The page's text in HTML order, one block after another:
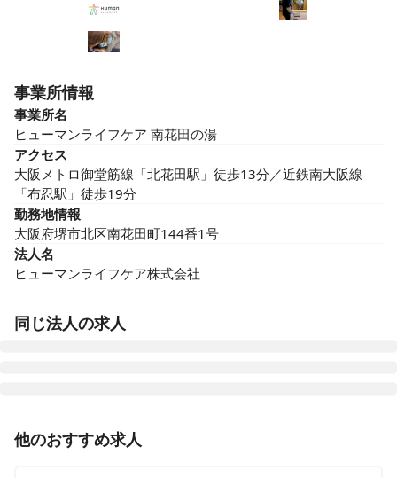
事業所情報
事業所名
ヒューマンライフケア 南花田の湯
アクセス
大阪メトロ御堂筋線「北花田駅」徒歩13分／近鉄南大阪線
「布忍駅」徒歩19分
勤務地情報
大阪府堺市北区南花田町144番1号
法人名
ヒューマンライフケア株式会社
同じ法人の求人
愛知県岡崎市井田西町13番16
他のおすすめ求人